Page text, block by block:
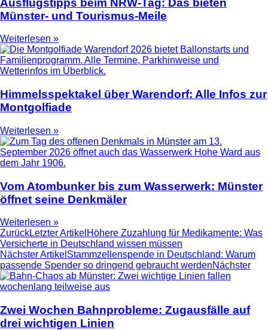
Münster- und Tourismus-Meile
Weiterlesen »
Himmelsspektakel über Warendorf: Alle Infos zur
Montgolfiade
Weiterlesen »
Vom Atombunker bis zum Wasserwerk: Münster
öffnet seine Denkmäler
Weiterlesen »
ZurückLetzter Artikel Höhere Zuzahlung für Medikamente: Was
Versicherte in Deutschland wissen müssen
Nächster Artikel Stammzellenspende in Deutschland: Warum
passende Spender so dringend gebraucht werdenNächster
Zwei Wochen Bahnprobleme: Zugausfälle auf
drei wichtigen Linien